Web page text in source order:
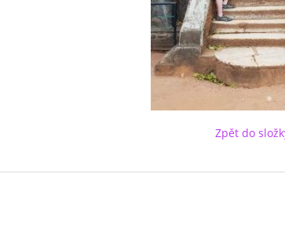
Zpět do